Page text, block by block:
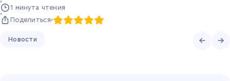
1 минута чтения
Поделиться
Новости